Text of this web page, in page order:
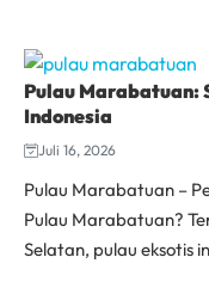
Pulau Marabatuan:
Indonesia
Juli 16, 2026
Pulau Marabatuan –
Pulau Marabatuan?
Selatan, pulau eksotis